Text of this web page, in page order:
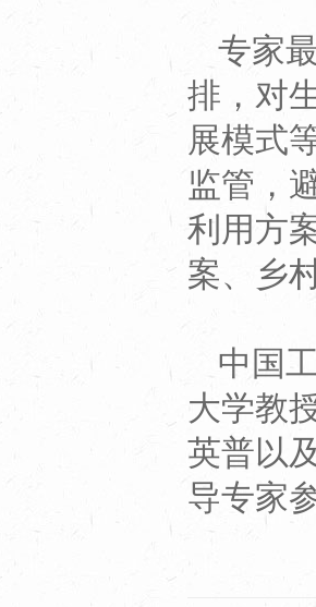
专家
排，对
展模式
监管，
利用方
案、乡
中国
大学教
英普以
导专家